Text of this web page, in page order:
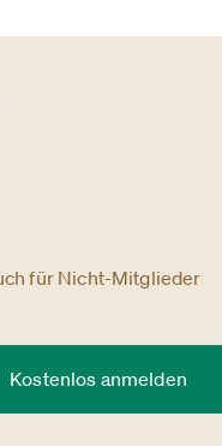
für Nicht-Mitglieder
Kostenlos anmelden